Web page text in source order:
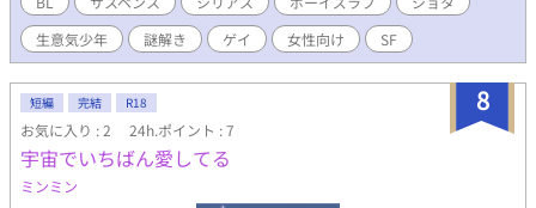
ゆっくり剥がしていく――洗脳×サスペンスBL。 --------------------
----------- フリーBLゲームとして公開した「BL男子の日常～消失点
D～稚魚と寄り道編」のシナリオを一部編集・修正したもので
す。 中途半端なところから始まります。話としてはほぼ独立して
いるため、こちらのお話単品でもお楽しみいただけるかと思いま
す。 ※一部本編中で回収されない伏線や設定がございます。 ゲー
ムはこちら BL男子の日常 消失点D～稚魚と寄り道編～ ノベルゲー
ムコレクション https://novelgame.jp/games/show/11017 フリ
ーゲーム夢現 https://freegame-
生意気少年
謎解き ゲイ 女性向け SF
8
短編 完結 R18
お気に入り : 2 24h.ポイント : 7
宇宙でいちばん愛してる
ミンミン